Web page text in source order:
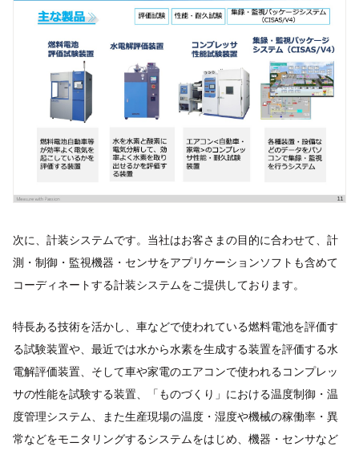
次に、計装システムです。当社はお客さまの目的に合わせて、計
測・制御・監視機器・センサをアプリケーションソフトも含めて
コーディネートする計装システムをご提供しております。
特長ある技術を活かし、車などで使われている燃料電池を評価す
る試験装置や、最近では水から水素を生成する装置を評価する水
電解評価装置、そして車や家電のエアコンで使われるコンプレッ
サの性能を試験する装置、「ものづくり」における温度制御・温
度管理システム、また生産現場の温度・湿度や機械の稼働率・異
常などをモニタリングするシステムをはじめ、機器・センサなど